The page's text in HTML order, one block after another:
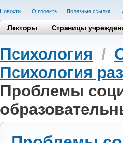
Новости О проекте Полезные cсылки
Лекторы Страницы
Психология /
Психология
Проблемы